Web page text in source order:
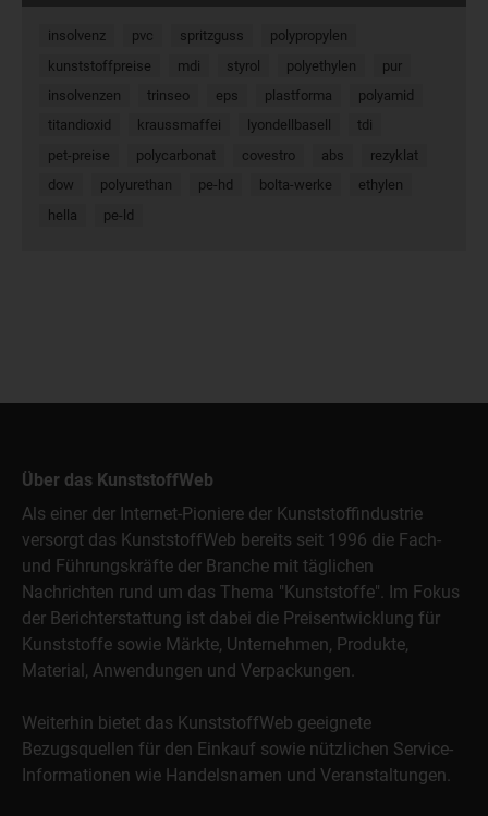
insolvenz pvc spritzguss
polypropylen
kunststoffpreise
mdi styrol polyethylen
pur
insolvenzen
trinseo eps plastforma
polyamid
titandioxid
kraussmaffei lyondellbasell
tdi
pet-preise
polycarbonat covestro abs
rezyklat
dow
polyurethan pe-hd bolta-werke
ethylen
hella
pe-ld
Über das KunststoffWeb
Als einer der Internet-Pioniere der Kunststoffindustrie
versorgt das KunststoffWeb bereits seit 1996 die Fach-
und Führungskräfte der Branche mit täglichen
Nachrichten rund um das Thema "Kunststoffe". Im Fokus
der Berichterstattung ist dabei die Preisentwicklung für
Kunststoffe sowie Märkte, Unternehmen, Produkte,
Material, Anwendungen und Verpackungen.
Weiterhin bietet das KunststoffWeb geeignete
Bezugsquellen für den Einkauf sowie nützlichen Service-
Informationen wie Handelsnamen und Veranstaltungen.